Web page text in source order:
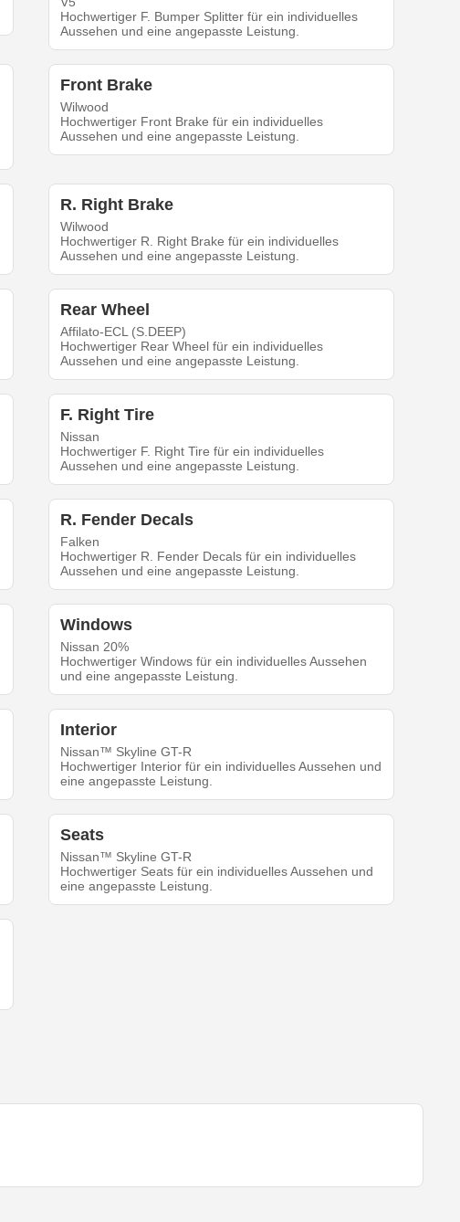
Hochwertiger F. Bumper Splitter für ein individuelles
Aussehen und eine angepasste Leistung.
Front Brake
Wilwood
Hochwertiger Front Brake für ein individuelles
Aussehen und eine angepasste Leistung.
R. Right Brake
Wilwood
Hochwertiger R. Right Brake für ein individuelles
Aussehen und eine angepasste Leistung.
Rear Wheel
Affilato-ECL (S.DEEP)
Hochwertiger Rear Wheel für ein individuelles
Aussehen und eine angepasste Leistung.
F. Right Tire
Nissan
Hochwertiger F. Right Tire für ein individuelles
Aussehen und eine angepasste Leistung.
R. Fender Decals
Falken
Hochwertiger R. Fender Decals für ein individuelles
Aussehen und eine angepasste Leistung.
Windows
Nissan 20%
Hochwertiger Windows für ein individuelles Aussehen
und eine angepasste Leistung.
Interior
Nissan™ Skyline GT-R
Hochwertiger Interior für ein individuelles Aussehen und
eine angepasste Leistung.
Seats
Nissan™ Skyline GT-R
Hochwertiger Seats für ein individuelles Aussehen und
eine angepasste Leistung.